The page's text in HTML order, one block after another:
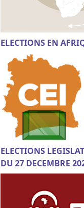
ELECTIONS EN
ELECTIONS
DU 27 DECEMBRE